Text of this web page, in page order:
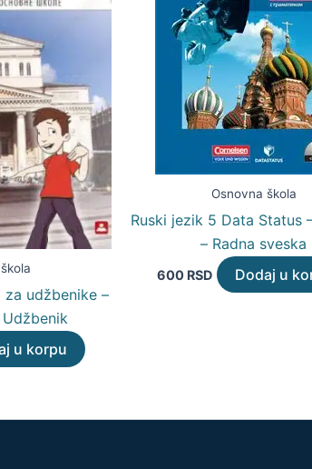
udžbenike –
u korpu
Osnovna škola
Ruski jezik 5 Data Status
– Radna sveska
600 RSD Dodaj u